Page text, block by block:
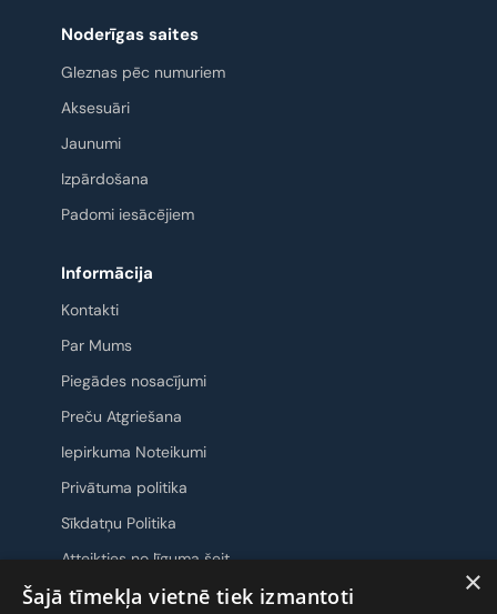
Noderīgas saites
Gleznas pēc numuriem
Aksesuāri
Jaunumi
Izpārdošana
Padomi iesācējiem
Informācija
Kontakti
Par Mums
Piegādes nosacījumi
Preču Atgriešana
Iepirkuma Noteikumi
Privātuma politika
Sīkdatņu Politika
Atteikties no līguma šeit
×
Šajā tīmekļa vietnē tiek izmantoti